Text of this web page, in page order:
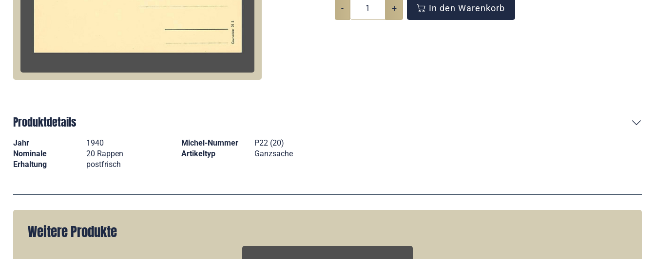
- + In den Warenkorb
Produktdetails
Jahr 1940 Michel-Nummer
P22 (20)
Nominale
20 Rappen Artikeltyp
Ganzsache
Erhaltung
postfrisch
Weitere Produkte